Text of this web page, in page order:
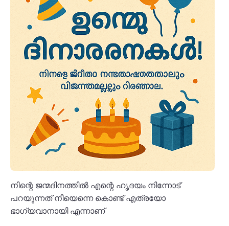
നിന്റെ ജന്മദിനത്തിൽ എന്റെ ഹൃദയം നിന്നോട്
പറയുന്നത് നീയെന്നെ കൊണ്ട് എത്രയോ
ഭാഗ്യവാനായി എന്നാണ്